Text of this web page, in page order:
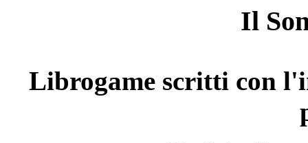
Il
Librogame scritti con